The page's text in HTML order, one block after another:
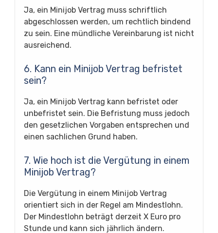
Ja, ein Minijob Vertrag muss schriftlich
abgeschlossen werden, um rechtlich bindend
zu sein. Eine mündliche Vereinbarung ist nicht
ausreichend.
6. Kann ein Minijob Vertrag befristet
sein?
Ja, ein Minijob Vertrag kann befristet oder
unbefristet sein. Die Befristung muss jedoch
den gesetzlichen Vorgaben entsprechen und
einen sachlichen Grund haben.
7. Wie hoch ist die Vergütung in einem
Minijob Vertrag?
Die Vergütung in einem Minijob Vertrag
orientiert sich in der Regel am Mindestlohn.
Der Mindestlohn beträgt derzeit X Euro pro
Stunde und kann sich jährlich ändern.